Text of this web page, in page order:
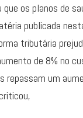
que os planos de
publicada
tributária
de 8% no
repassam um